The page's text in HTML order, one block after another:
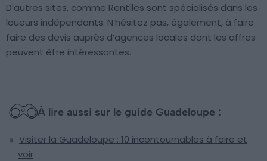
D’autres sites, comme Rentîles sont spécialisés dans les
loueurs indépendants. N’hésitez pas, également, à faire
faire des devis auprès d’agences locales dont les offres
peuvent être intéressantes.
À lire aussi sur le guide Guadeloupe :
Visiter la Guadeloupe : 10 incontournables à faire et
voir